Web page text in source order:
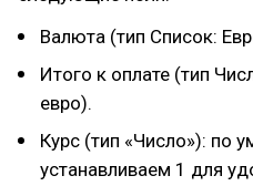
Валюта (тип Список:
Итого к оплате (тип
евро).
Курс (тип «Число»): по
устанавливаем 1 для